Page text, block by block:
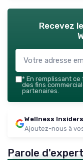
Recevez
* En remplissant ce
des fins
partenaires.
Wellness Insiders
Ajoutez-nous à
Parole